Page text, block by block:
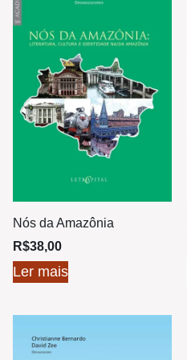
Nós da Amazônia
R$38,00
Ler mais